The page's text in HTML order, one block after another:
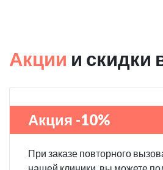
Акции и скидки
Акция -10%
При заказе повторного